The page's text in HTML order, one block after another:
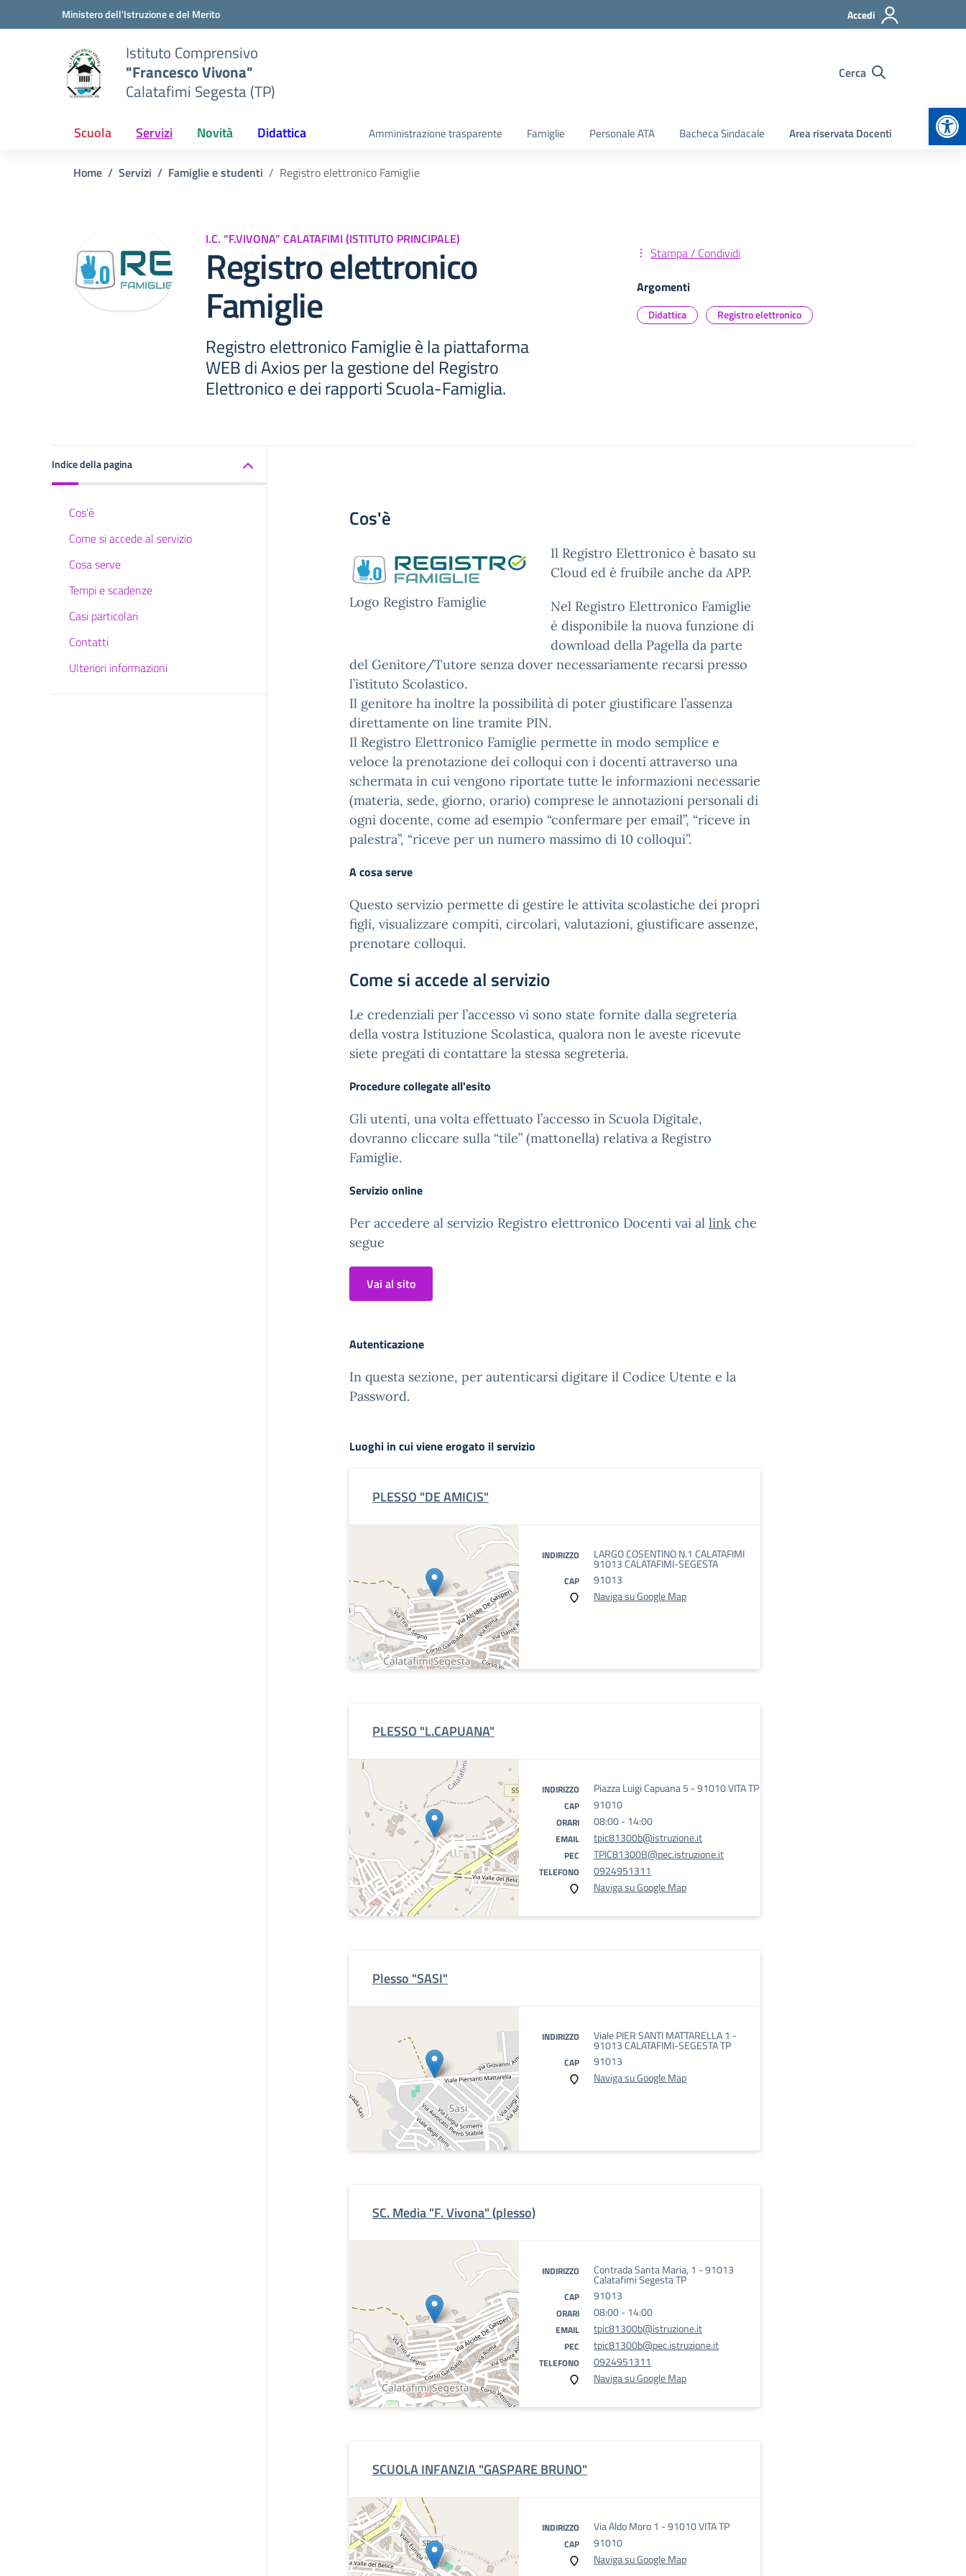
Vai ai contenuti
Vai al menu di navigazioneMinistero dell'Istruzione e del Merito Accedi
Istituto Comprensivo
"Francesco Vivona"
Calatafimi Segesta (TP)
Cerca
Scuola Servizi Novità Didattica Amministrazione trasparente Famiglie Personale ATA Bacheca Sindacale Area riservata Docenti
Home Servizi Famiglie e studenti Registro elettronico Famiglie
I.C. “F.VIVONA” CALATAFIMI (ISTITUTO PRINCIPALE)
Registro elettronico
Famiglie
Registro elettronico Famiglie è la piattaforma
WEB di Axios per la gestione del Registro
Elettronico e dei rapporti Scuola-Famiglia.
Stampa / Condividi
Argomenti
Didattica Registro elettronico
Indice della pagina
Cos'è
Come si accede al servizio
Cosa serve
Tempi e scadenze
Casi particolari
Contatti
Ulteriori informazioni
Cos'è
Logo Registro Famiglie
Il Registro Elettronico è basato su
Cloud ed è fruibile anche da APP.
Nel Registro Elettronico Famiglie
è disponibile la nuova funzione di
download della Pagella da parte
del Genitore/Tutore senza dover necessariamente recarsi presso
l’istituto Scolastico.
Il genitore ha inoltre la possibilità di poter giustificare l’assenza
direttamente on line tramite PIN.
Il Registro Elettronico Famiglie permette in modo semplice e
veloce la prenotazione dei colloqui con i docenti attraverso una
schermata in cui vengono riportate tutte le informazioni necessarie
(materia, sede, giorno, orario) comprese le annotazioni personali di
ogni docente, come ad esempio “confermare per email”, “riceve in
palestra”, “riceve per un numero massimo di 10 colloqui”.
A cosa serve
Questo servizio permette di gestire le attivita scolastiche dei propri
figli, visualizzare compiti, circolari, valutazioni, giustificare assenze,
prenotare colloqui.
Come si accede al servizio
Le credenziali per l’accesso vi sono state fornite dalla segreteria
della vostra Istituzione Scolastica, qualora non le aveste ricevute
siete pregati di contattare la stessa segreteria.
Procedure collegate all'esito
Gli utenti, una volta effettuato l’accesso in Scuola Digitale,
dovranno cliccare sulla “tile” (mattonella) relativa a Registro
Famiglie.
Servizio online
Per accedere al servizio Registro elettronico Docenti vai al link che
segue
Vai al sito
Autenticazione
In questa sezione, per autenticarsi digitare il Codice Utente e la
Password.
Luoghi in cui viene erogato il servizio
PLESSO "DE AMICIS"
INDIRIZZO LARGO COSENTINO N.1 CALATAFIMI
91013 CALATAFIMI-SEGESTA
CAP
91013
Naviga su Google Map
PLESSO "L.CAPUANA"
INDIRIZZO Piazza Luigi Capuana 5 - 91010 VITA TP
CAP 91010
ORARI 08:00 - 14:00
EMAIL tpic81300b@istruzione.it
PEC TPIC81300B@pec.istruzione.it
TELEFONO
0924951311
Naviga su Google Map
Plesso "SASI"
INDIRIZZO Viale PIER SANTI MATTARELLA 1 -
91013 CALATAFIMI-SEGESTA TP
CAP
91013
Naviga su Google Map
SC. Media "F. Vivona" (plesso)
INDIRIZZO Contrada Santa Maria, 1 - 91013
Calatafimi Segesta TP
CAP 91013
ORARI 08:00 - 14:00
EMAIL tpic81300b@istruzione.it
PEC tpic81300b@pec.istruzione.it
TELEFONO
0924951311
Naviga su Google Map
SCUOLA INFANZIA "GASPARE BRUNO"
INDIRIZZO Via Aldo Moro 1 - 91010 VITA TP
CAP
91010
Naviga su Google Map